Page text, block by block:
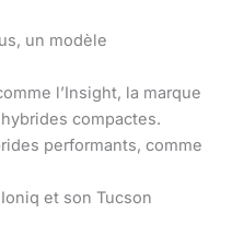
un modèle
l’Insight, la marque
compactes.
performants, comme
et son Tucson